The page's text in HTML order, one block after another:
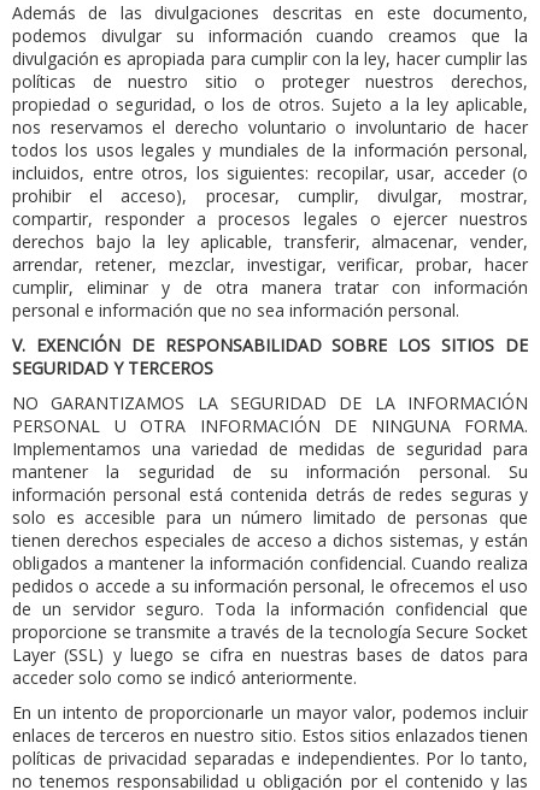
Además de las divulgaciones descritas en este documento,
podemos divulgar su información cuando creamos que la
divulgación es apropiada para cumplir con la ley, hacer cumplir las
políticas de nuestro sitio o proteger nuestros derechos,
propiedad o seguridad, o los de otros. Sujeto a la ley aplicable,
nos reservamos el derecho voluntario o involuntario de hacer
todos los usos legales y mundiales de la información personal,
incluidos, entre otros, los siguientes: recopilar, usar, acceder (o
prohibir el acceso), procesar, cumplir, divulgar, mostrar,
compartir, responder a procesos legales o ejercer nuestros
derechos bajo la ley aplicable, transferir, almacenar, vender,
arrendar, retener, mezclar, investigar, verificar, probar, hacer
cumplir, eliminar y de otra manera tratar con información
personal e información que no sea información personal.
V. EXENCIÓN DE RESPONSABILIDAD SOBRE LOS SITIOS DE
SEGURIDAD Y TERCEROS
NO GARANTIZAMOS LA SEGURIDAD DE LA INFORMACIÓN
PERSONAL U OTRA INFORMACIÓN DE NINGUNA FORMA.
Implementamos una variedad de medidas de seguridad para
mantener la seguridad de su información personal. Su
información personal está contenida detrás de redes seguras y
solo es accesible para un número limitado de personas que
tienen derechos especiales de acceso a dichos sistemas, y están
obligados a mantener la información confidencial. Cuando realiza
pedidos o accede a su información personal, le ofrecemos el uso
de un servidor seguro. Toda la información confidencial que
proporcione se transmite a través de la tecnología Secure Socket
Layer (SSL) y luego se cifra en nuestras bases de datos para
acceder solo como se indicó anteriormente.
En un intento de proporcionarle un mayor valor, podemos incluir
enlaces de terceros en nuestro sitio. Estos sitios enlazados tienen
políticas de privacidad separadas e independientes. Por lo tanto,
no tenemos responsabilidad u obligación por el contenido y las